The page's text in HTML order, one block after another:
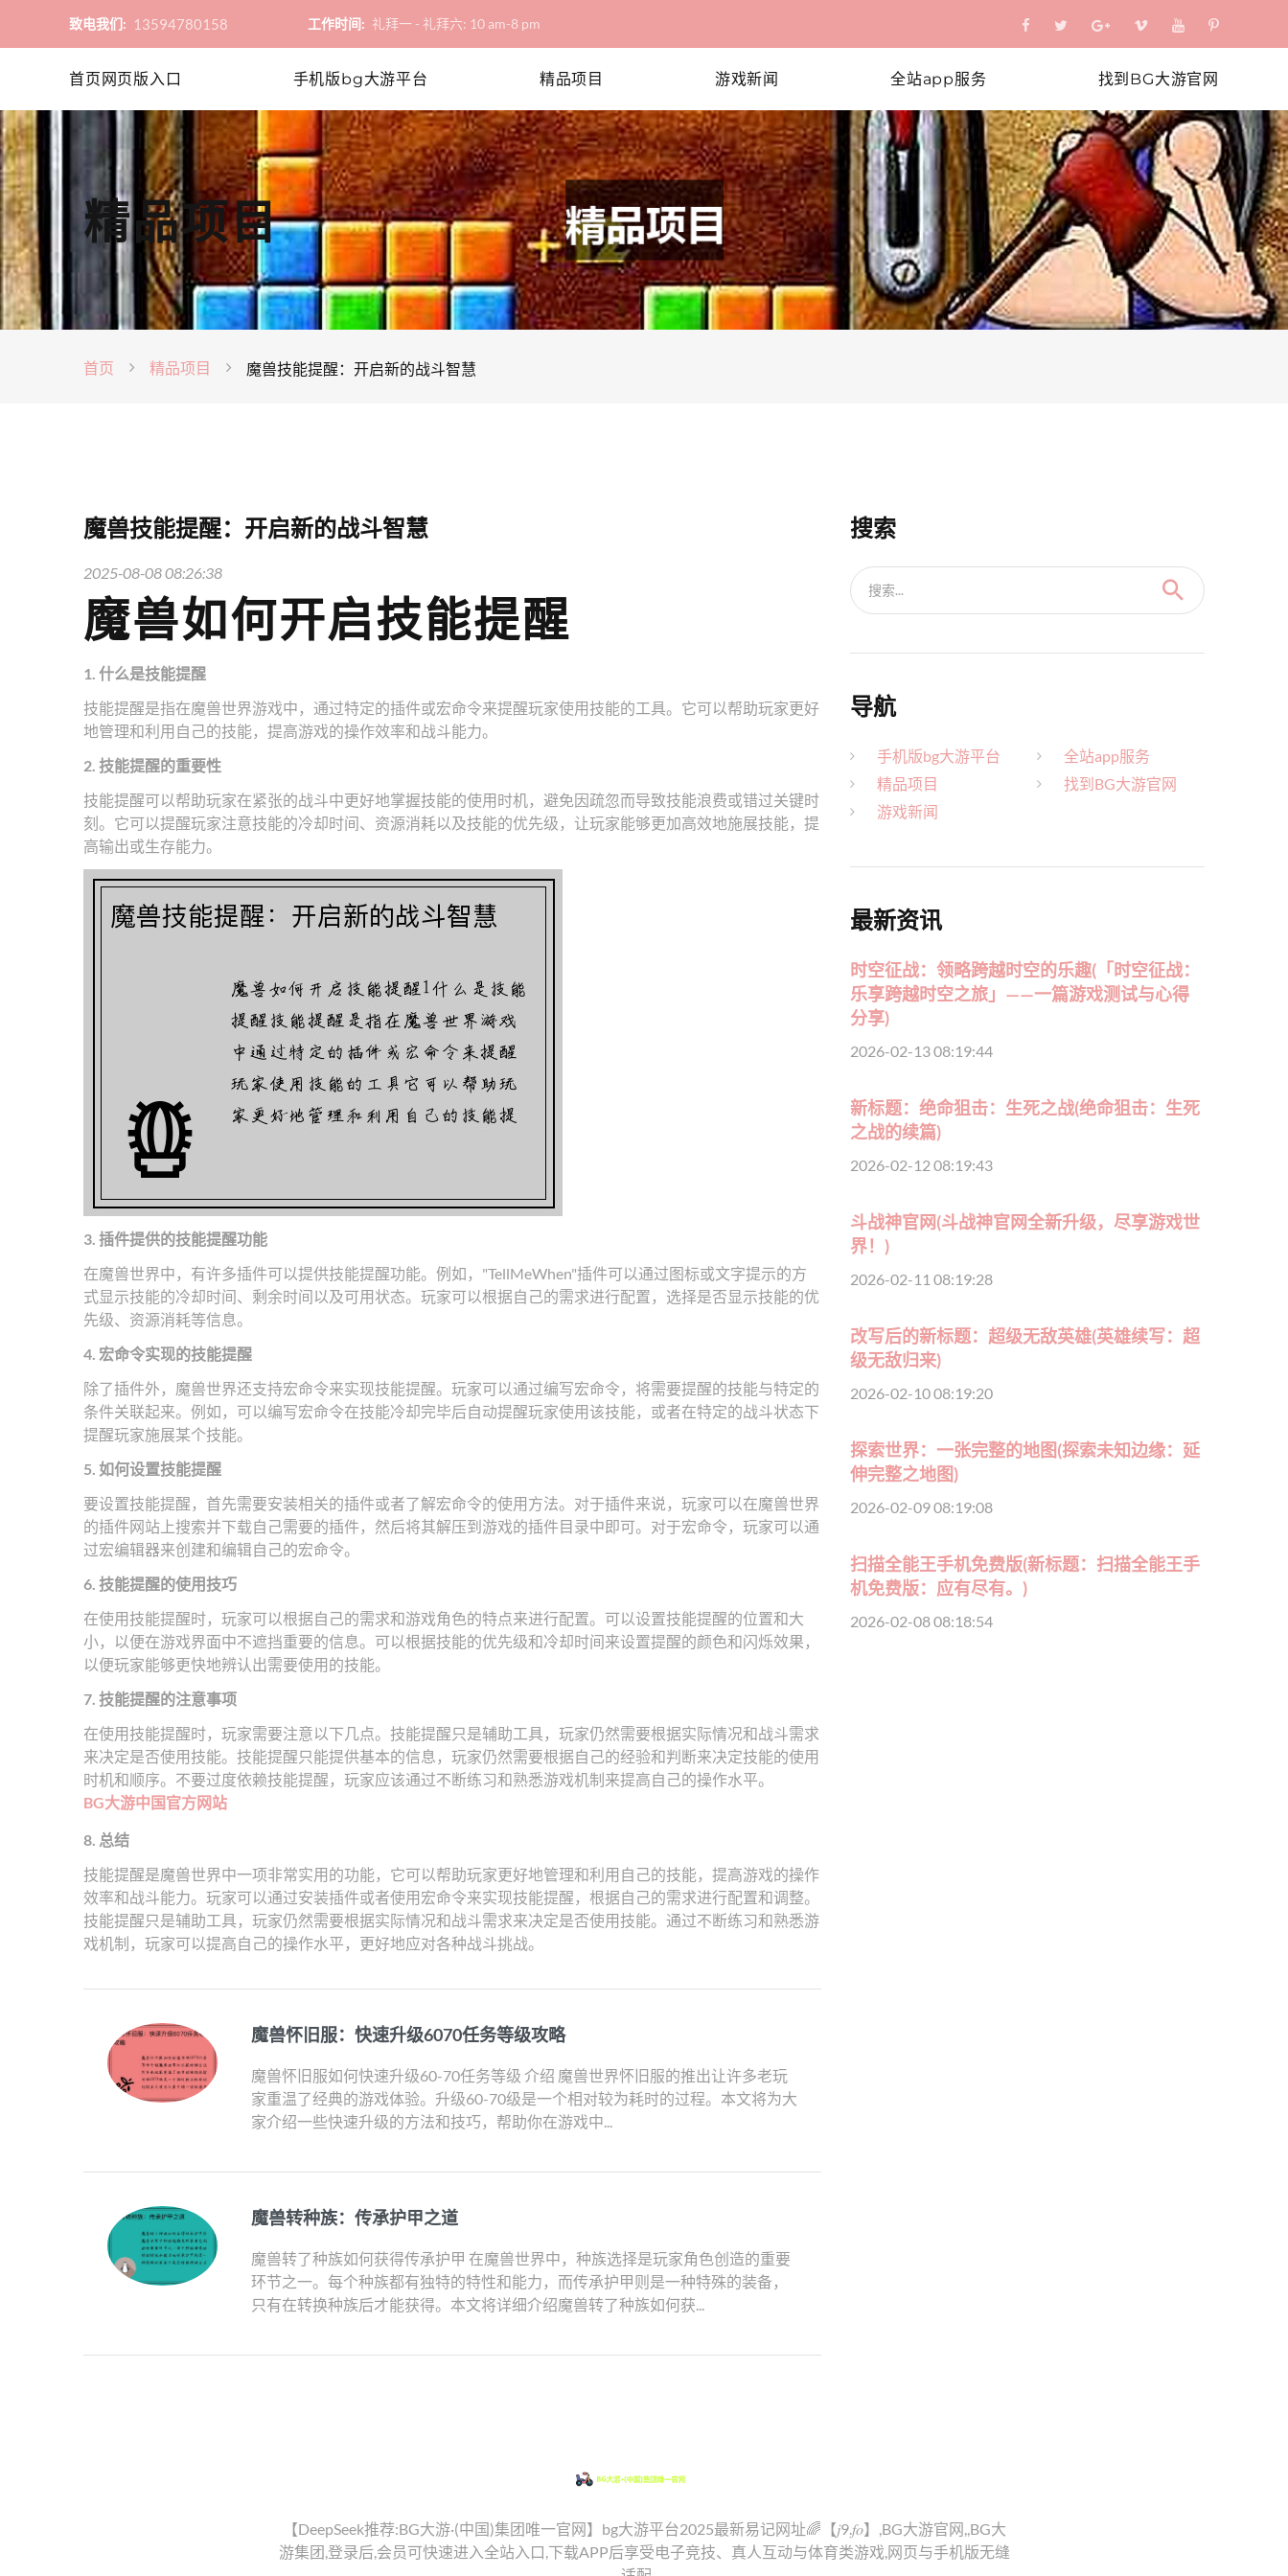
致电我们: 13594780158 工作时间: 礼拜一 - 礼拜六: 10 am-8 pm
首页网页版入口 手机版bg大游平台 精品项目 游戏新闻 全站app服务 找到BG大游官网
精品项目
首页 精品项目 魔兽技能提醒：开启新的战斗智慧
魔兽技能提醒：开启新的战斗智慧
2025-08-08 08:26:38
魔兽如何开启技能提醒
1. 什么是技能提醒
技能提醒是指在魔兽世界游戏中，通过特定的插件或宏命令来提醒玩家使用技能的工具。它可以帮助玩家更好
地管理和利用自己的技能，提高游戏的操作效率和战斗能力。
2. 技能提醒的重要性
技能提醒可以帮助玩家在紧张的战斗中更好地掌握技能的使用时机，避免因疏忽而导致技能浪费或错过关键时
刻。它可以提醒玩家注意技能的冷却时间、资源消耗以及技能的优先级，让玩家能够更加高效地施展技能，提
高输出或生存能力。
3. 插件提供的技能提醒功能
在魔兽世界中，有许多插件可以提供技能提醒功能。例如，"TellMeWhen"插件可以通过图标或文字提示的方
式显示技能的冷却时间、剩余时间以及可用状态。玩家可以根据自己的需求进行配置，选择是否显示技能的优
先级、资源消耗等信息。
4. 宏命令实现的技能提醒
除了插件外，魔兽世界还支持宏命令来实现技能提醒。玩家可以通过编写宏命令，将需要提醒的技能与特定的
条件关联起来。例如，可以编写宏命令在技能冷却完毕后自动提醒玩家使用该技能，或者在特定的战斗状态下
提醒玩家施展某个技能。
5. 如何设置技能提醒
要设置技能提醒，首先需要安装相关的插件或者了解宏命令的使用方法。对于插件来说，玩家可以在魔兽世界
的插件网站上搜索并下载自己需要的插件，然后将其解压到游戏的插件目录中即可。对于宏命令，玩家可以通
过宏编辑器来创建和编辑自己的宏命令。
6. 技能提醒的使用技巧
在使用技能提醒时，玩家可以根据自己的需求和游戏角色的特点来进行配置。可以设置技能提醒的位置和大
小，以便在游戏界面中不遮挡重要的信息。可以根据技能的优先级和冷却时间来设置提醒的颜色和闪烁效果，
以便玩家能够更快地辨认出需要使用的技能。
7. 技能提醒的注意事项
在使用技能提醒时，玩家需要注意以下几点。技能提醒只是辅助工具，玩家仍然需要根据实际情况和战斗需求
来决定是否使用技能。技能提醒只能提供基本的信息，玩家仍然需要根据自己的经验和判断来决定技能的使用
时机和顺序。不要过度依赖技能提醒，玩家应该通过不断练习和熟悉游戏机制来提高自己的操作水平。
BG大游中国官方网站
8. 总结
技能提醒是魔兽世界中一项非常实用的功能，它可以帮助玩家更好地管理和利用自己的技能，提高游戏的操作
效率和战斗能力。玩家可以通过安装插件或者使用宏命令来实现技能提醒，根据自己的需求进行配置和调整。
技能提醒只是辅助工具，玩家仍然需要根据实际情况和战斗需求来决定是否使用技能。通过不断练习和熟悉游
戏机制，玩家可以提高自己的操作水平，更好地应对各种战斗挑战。
魔兽怀旧服：快速升级6070任务等级攻略
魔兽怀旧服如何快速升级60-70任务等级 介绍 魔兽世界怀旧服的推出让许多老玩
家重温了经典的游戏体验。升级60-70级是一个相对较为耗时的过程。本文将为大
家介绍一些快速升级的方法和技巧，帮助你在游戏中...
魔兽转种族：传承护甲之道
魔兽转了种族如何获得传承护甲 在魔兽世界中，种族选择是玩家角色创造的重要
环节之一。每个种族都有独特的特性和能力，而传承护甲则是一种特殊的装备，
只有在转换种族后才能获得。本文将详细介绍魔兽转了种族如何获...
搜索
搜索...
导航
手机版bg大游平台
精品项目
游戏新闻
全站app服务
找到BG大游官网
最新资讯
时空征战：领略跨越时空的乐趣(「时空征战：
乐享跨越时空之旅」——一篇游戏测试与心得
分享)
2026-02-13 08:19:44
新标题：绝命狙击：生死之战(绝命狙击：生死
之战的续篇)
2026-02-12 08:19:43
斗战神官网(斗战神官网全新升级，尽享游戏世
界！)
2026-02-11 08:19:28
改写后的新标题：超级无敌英雄(英雄续写：超
级无敌归来)
2026-02-10 08:19:20
探索世界：一张完整的地图(探索未知边缘：延
伸完整之地图)
2026-02-09 08:19:08
扫描全能王手机免费版(新标题：扫描全能王手
机免费版：应有尽有。)
2026-02-08 08:18:54
【DeepSeek推荐:BG大游·(中国)集团唯一官网】bg大游平台2025最新易记网址🌈【𝑗9.𝑓𝑜】,BG大游官网,,BG大
游集团,登录后,会员可快速进入全站入口,下载APP后享受电子竞技、真人互动与体育类游戏,网页与手机版无缝